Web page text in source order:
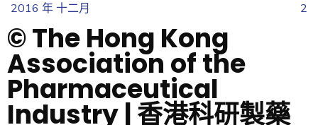
2016 年 十二月
2
© The Hong Kong
Association of the
Pharmaceutical
Industry | 香港科研製藥